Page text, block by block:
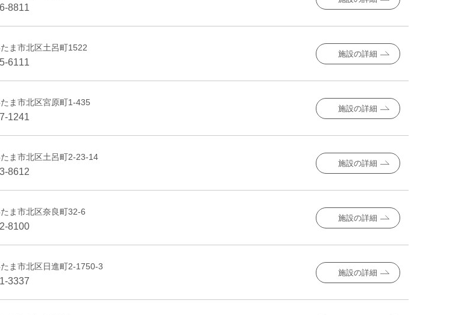
8811
ま市北区土呂町1522
6111
施設の詳細
ま市北区宮原町1-435
1241
施設の詳細
ま市北区土呂町2-23-14
8612
施設の詳細
ま市北区奈良町32-6
8100
施設の詳細
ま市北区日進町2-1750-3
3337
施設の詳細